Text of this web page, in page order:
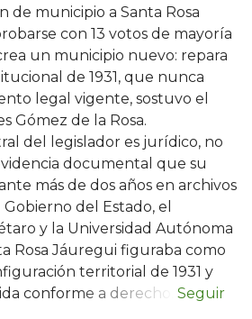
de municipio a Santa Rosa
con 13 votos de mayoría
un municipio nuevo: repara
de 1931, que nunca
legal vigente, sostuvo el
Gómez de la Rosa.
del legislador es jurídico, no
documental que su
más de dos años en archivos
del Estado, el
y la Universidad Autónoma
Rosa Jáuregui figuraba como
territorial de 1931 y
conforme a derecho.